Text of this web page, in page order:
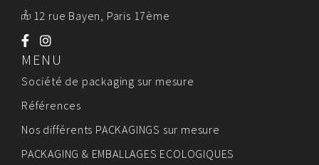
12 rue Bayen, Paris 17ème
MENU
Société de packaging sur mesure
Références
Nos différents PACKAGINGS sur mesure
PACKAGING & EMBALLAGES ECOLOGIQUES